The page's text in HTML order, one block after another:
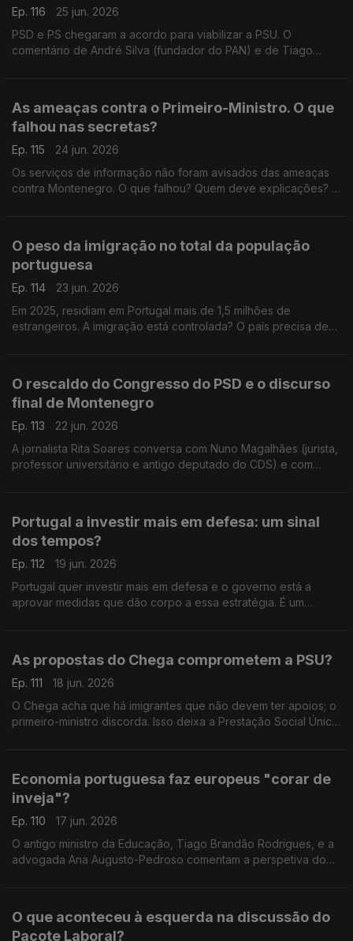
Ep. 116
25 jun. 2026
PSD e PS chegaram a acordo para viabilizar a PSU. O
comentário de André Silva (fundador do PAN) e de Tiago
As ameaças contra o Primeiro-Ministro. O que
falhou nas secretas?
Ep. 115
24 jun. 2026
Os serviços de informação não foram avisados das ameaças
contra Montenegro. O que falhou? Quem deve explicações? A
O peso da imigração no total da população
portuguesa
Ep. 114
23 jun. 2026
Em 2025, residiam em Portugal mais de 1,5 milhões de
estrangeiros. A imigração está controlada? O país precisa de
O rescaldo do Congresso do PSD e o discurso
final de Montenegro
Ep. 113
22 jun. 2026
A jornalista Rita Soares conversa com Nuno Magalhães (jurista,
professor universitário e antigo deputado do CDS) e com
Portugal a investir mais em defesa: um sinal
dos tempos?
Ep. 112
19 jun. 2026
Portugal quer investir mais em defesa e o governo está a
aprovar medidas que dão corpo a essa estratégia. É um
As propostas do Chega comprometem a PSU?
Ep. 111
18 jun. 2026
O Chega acha que há imigrantes que não devem ter apoios; o
primeiro-ministro discorda. Isso deixa a Prestação Social Única
Economia portuguesa faz europeus "corar de
inveja"?
Ep. 110
17 jun. 2026
O antigo ministro da Educação, Tiago Brandão Rodrigues, e a
advogada Ana Augusto-Pedroso comentam a perspetiva do
O que aconteceu à esquerda na discussão do
Pacote Laboral?